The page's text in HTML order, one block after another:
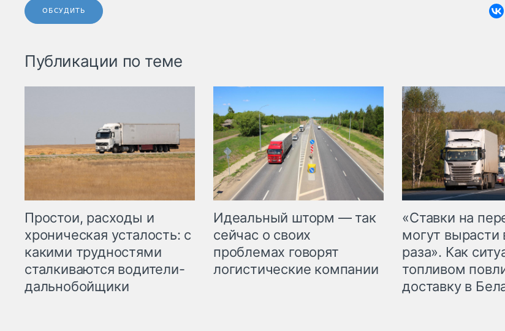
ОБСУДИТЬ
Публикации по теме
Простои, расходы и
хроническая усталость: с
какими трудностями
сталкиваются водители-
дальнобойщики
Идеальный шторм — так
сейчас о своих
проблемах говорят
логистические компании
«Ставки на
могут вырасти
раза». Как
топливом
доставку в